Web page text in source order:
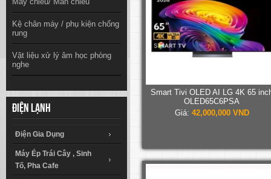
Kệ chân máy / phụ kiện chống
rung
Vật liệu xử lý âm học phòng
nghe
Điện lạnh
Điện Gia Dụng
Máy Ép Trái Cây , Sinh
Tố, Pha Cafe
Smart Tivi OLED AI LG 4K 65
OLED65C6PSA
Giá: 42,000,000 VND